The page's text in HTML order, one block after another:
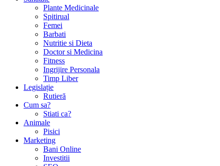
Plante Medicinale
Spitirual
Femei
Barbati
Nutritie si Dieta
Doctor si Medicina
Fitness
Ingrijire Personala
Timp Liber
Legislație
Rutieră
Cum sa?
Stiati ca?
Animale
Pisici
Marketing
Bani Online
Investitii